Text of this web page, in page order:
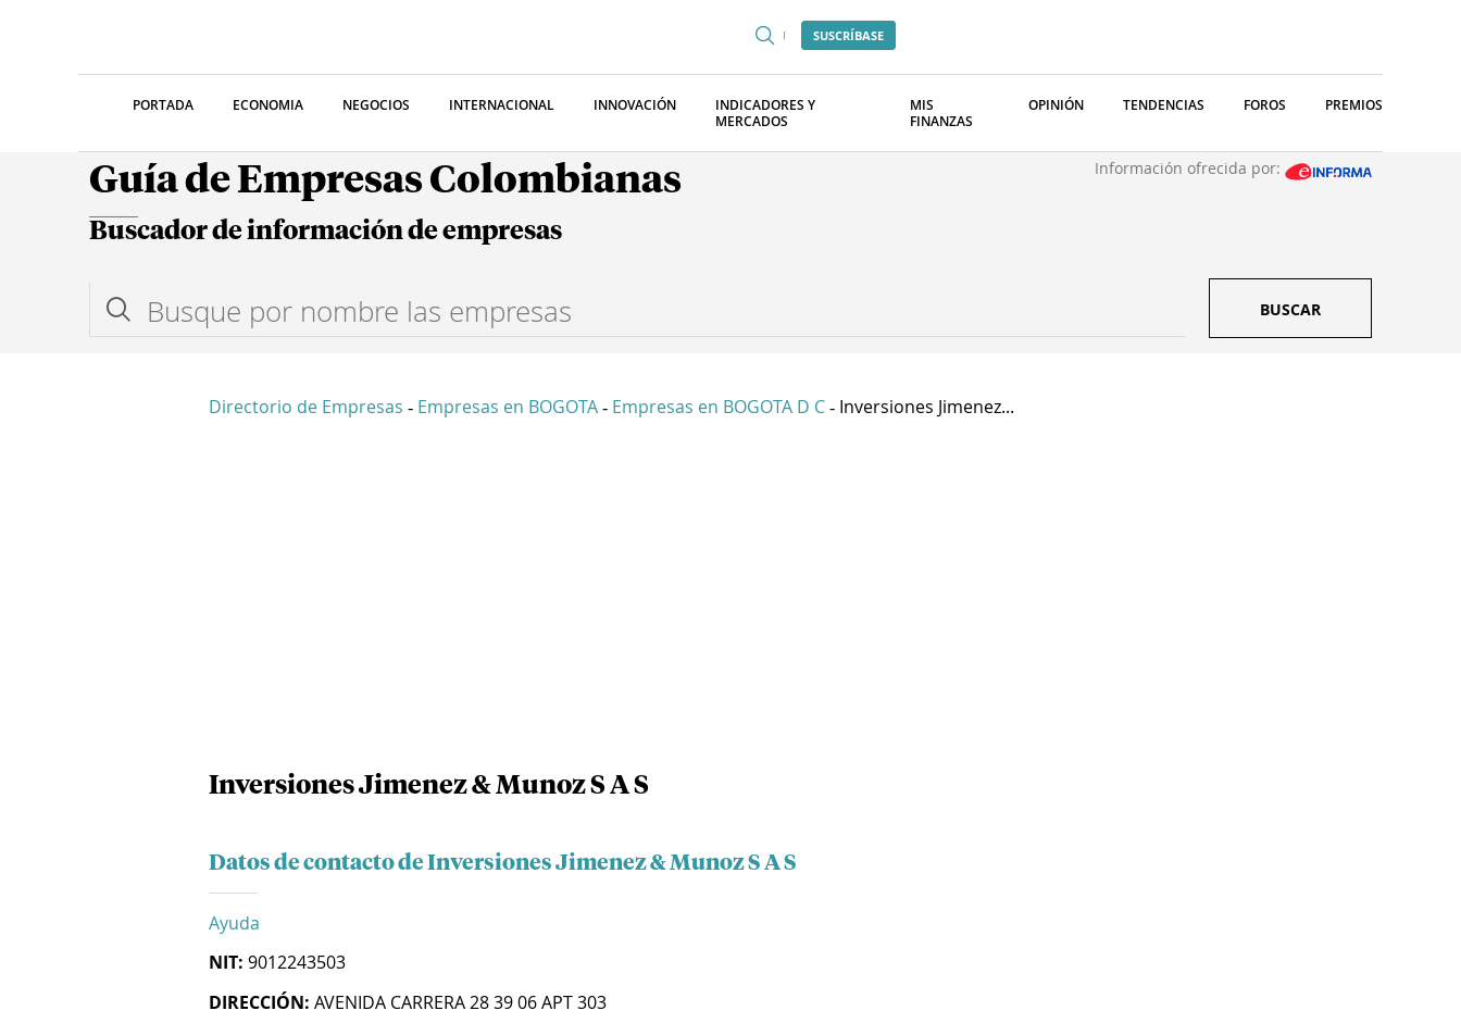
SUSCRÍBASE
PORTADA ECONOMIA NEGOCIOS INTERNACIONAL INNOVACIÓN
INDICADORES Y
MERCADOS
MIS
FINANZAS
OPINIÓN TENDENCIAS FOROS PREMIOS
Guía de Empresas Colombianas Información ofrecida por:
Buscador de información de empresas
BUSCAR
Directorio de Empresas - Empresas en BOGOTA - Empresas en BOGOTA D C - Inversiones Jimenez...
Inversiones Jimenez & Munoz S A S
Datos de contacto de Inversiones Jimenez & Munoz S A S
Ayuda
NIT: 9012243503
DIRECCIÓN: AVENIDA CARRERA 28 39 06 APT 303